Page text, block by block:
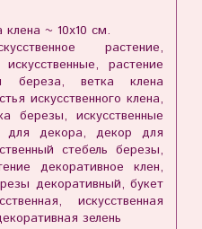
клена ~ 10х10 см.
растение,
растение
береза, ветка клена
искусственного клена,
березы, искусственные
для декора, декор для
стебель березы,
декоративное клен,
декоративный, букет
искусственная
зелень